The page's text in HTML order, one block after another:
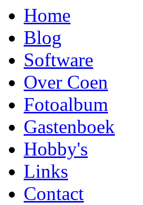
Home
Blog
Software
Over Coen
Fotoalbum
Gastenboek
Hobby's
Links
Contact